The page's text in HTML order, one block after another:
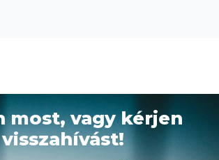
most, vagy kérjen
visszahívást!